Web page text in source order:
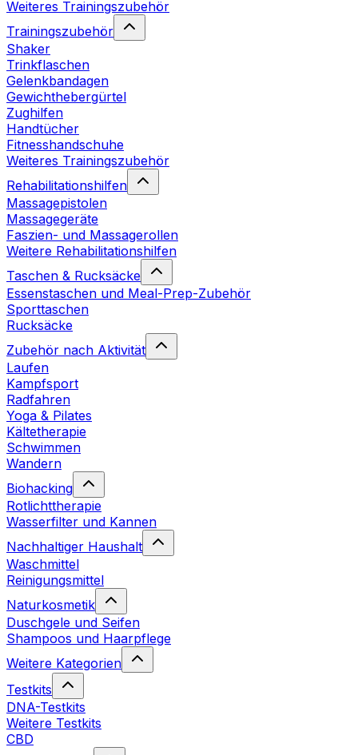
Weiteres Trainingszubehör
Trainingszubehör
Shaker
Trinkflaschen
Gelenkbandagen
Gewichthebergürtel
Zughilfen
Handtücher
Fitnesshandschuhe
Weiteres Trainingszubehör
Rehabilitationshilfen
Massagepistolen
Massagegeräte
Faszien- und Massagerollen
Weitere Rehabilitationshilfen
Taschen & Rucksäcke
Essenstaschen und Meal-Prep-Zubehör
Sporttaschen
Rucksäcke
Zubehör nach Aktivität
Laufen
Kampfsport
Radfahren
Yoga & Pilates
Kältetherapie
Schwimmen
Wandern
Biohacking
Rotlichttherapie
Wasserfilter und Kannen
Nachhaltiger Haushalt
Waschmittel
Reinigungsmittel
Naturkosmetik
Duschgele und Seifen
Shampoos und Haarpflege
Weitere Kategorien
Testkits
DNA-Testkits
Weitere Testkits
CBD